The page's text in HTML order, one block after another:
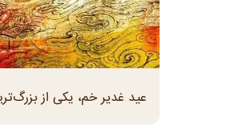
عید غدیر خم، یکی از بزرگ‌ترین اعیاد مذهبی